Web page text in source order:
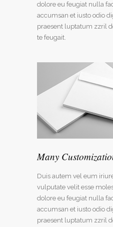
dolore eu feugiat nulla
accumsan et iusto odio
praesent luptatum zzril
te feugait.
Many
Duis autem vel eum
vulputate velit esse
dolore eu feugiat nulla
accumsan et iusto odio
praesent luptatum zzril